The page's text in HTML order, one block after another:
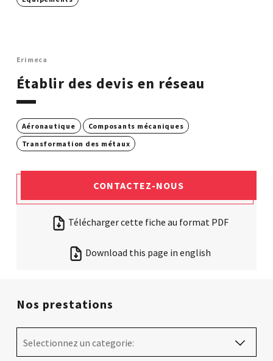
CONTACTEZ-NOUS
Télécharger cette fiche au format PDF
Download this page in english
Erimeca
Établir des devis en réseau
Aéronautique
Composants mécaniques
Transformation des métaux
Nos prestations
Selectionnez un categorie: